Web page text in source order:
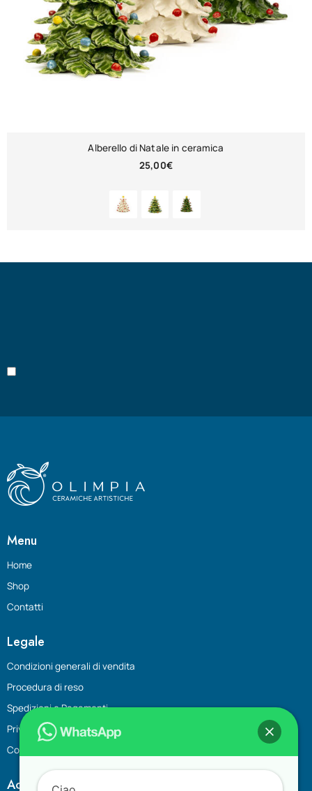
Alberello di Natale in ceramica
25,00€
Menu
Home
Shop
Contatti
Legale
Condizioni generali di vendita
Procedura di reso
Spedizioni e Pagamenti
Privacy policy
Cookie Policy
Account